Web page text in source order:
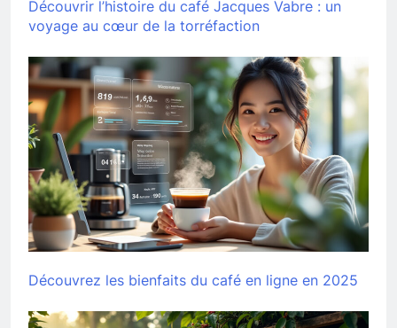
Découvrir l’histoire du café Jacques Vabre : un
voyage au cœur de la torréfaction
Découvrez les bienfaits du café en ligne en 2025